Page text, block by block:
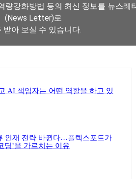
량강화방법 등의 최신 정보를 뉴스레
(News Letter)로
받아 보실 수 있습니다.
AI 책임자는 어떤 역할을 하고 있
인재 전략 바뀐다…플렉스포트가
딩’을 가르치는 이유